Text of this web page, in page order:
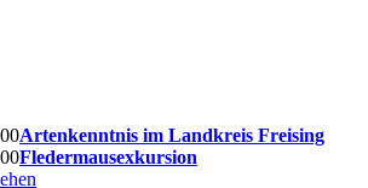
Artenkenntnis im Landkreis Freising
Fledermausexkursion